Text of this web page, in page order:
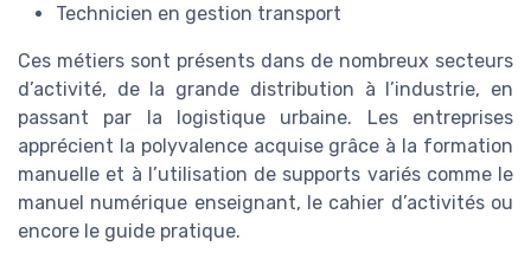
Technicien en gestion transport
Ces métiers sont présents dans de nombreux secteurs
d’activité, de la grande distribution à l’industrie, en
passant par la logistique urbaine. Les entreprises
apprécient la polyvalence acquise grâce à la formation
manuelle et à l’utilisation de supports variés comme le
manuel numérique enseignant, le cahier d’activités ou
encore le guide pratique.